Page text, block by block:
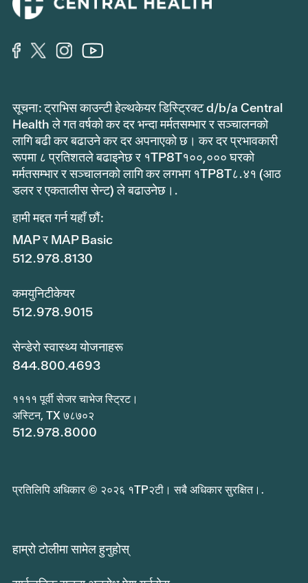
सूचना: ट्राभिस काउन्टी हेल्थकेयर डिस्ट्रिक्ट d/b/a Central
Health ले गत वर्षको कर दर भन्दा मर्मतसम्भार र सञ्चालनको
लागि बढी कर बढाउने कर दर अपनाएको छ। कर दर प्रभावकारी
रूपमा ८ प्रतिशतले बढाइनेछ र १TP8T१००,००० घरको
मर्मतसम्भार र सञ्चालनको लागि कर लगभग १TP8T८.४१ (आठ
डलर र एकतालीस सेन्ट) ले बढाउनेछ।.
हामी मद्दत गर्न यहाँ छौं:
MAP र MAP Basic
512.978.8130
कमयुनिटीकेयर
512.978.9015
सेन्डेरो स्वास्थ्य योजनाहरू
844.800.4693
११११ पूर्वी सेजर चाभेज स्ट्रिट।
अस्टिन, TX ७८७०२
512.978.8000
प्रतिलिपि अधिकार © २०२६ १TP२टी। सबै अधिकार सुरक्षित।.
हाम्रो टोलीमा सामेल हुनुहोस्